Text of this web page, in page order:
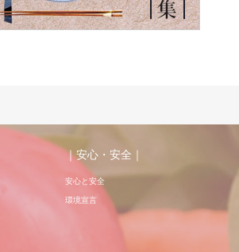
｜安心・安全｜
安心と安全
環境宣言